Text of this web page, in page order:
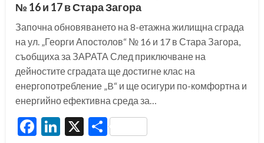
№ 16 и 17 в Стара Загора
Започна обновяването на 8-етажна жилищна сграда
на ул. „Георги Апостолов“ № 16 и 17 в Стара Загора,
съобщиха за ЗАРАТА След приключване на
дейностите сградата ще достигне клас на
енергопотребление „B“ и ще осигури по-комфортна и
енергийно ефективна среда за…
Facebook
LinkedIn
X Share